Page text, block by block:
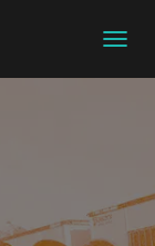
MODO